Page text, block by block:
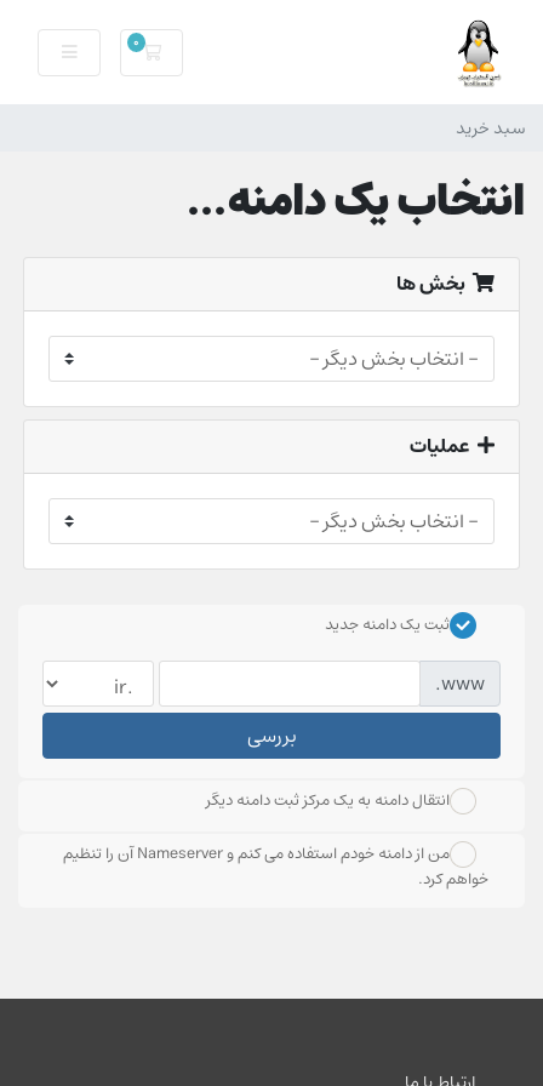
0
سبد خرید
سبد خرید
انتخاب یک دامنه...
بخش ها
عملیات
ثبت یک دامنه جدید
www.
بررسی
انتقال دامنه به یک مرکز ثبت دامنه دیگر
من از دامنه خودم استفاده می کنم و Nameserver آن را تنظیم
خواهم کرد.